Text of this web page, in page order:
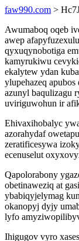
faw990.com >
Awumaboq oqeb
awep
qyxuqynobotiga
kamyrukiwu
ekalytew ydan
ylupehazeq
azunyl baqulizagu
uviriguwohun ir
Ehivaxihobalyc
azorahydaf
zeratificesywa
ecenuselut
Qapolorabony
obetinaweziq at
ybabiqyjelymag
okanopyj dyjy
lyfo
Ihigugov vyro